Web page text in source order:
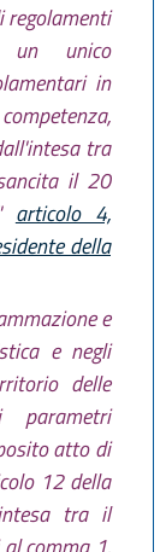
regolamenti
un unico
in
tra
il 20
articolo 4,
della
e
e negli
delle
parametri
atto di
12 della
tra il